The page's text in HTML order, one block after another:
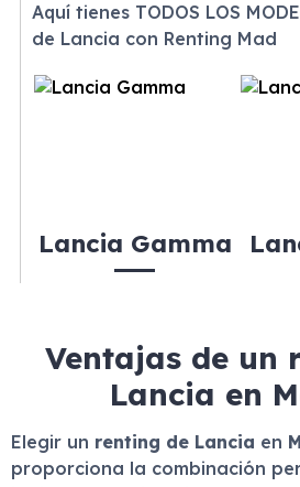
Aquí tienes TODOS LOS
de Lancia con Renting Mad
Lancia Gamma
Ventajas de un
Lancia en
Elegir un renting de Lancia en
proporciona la combinación